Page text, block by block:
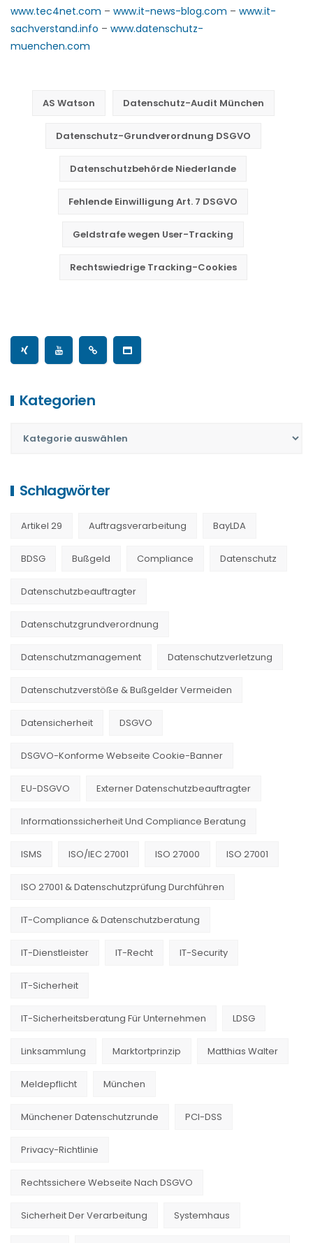
www.tec4net.com – www.it-news-blog.com – www.it-
sachverstand.info – www.datenschutz-
muenchen.com
AS Watson Datenschutz-Audit München
Datenschutz-Grundverordnung DSGVO
Datenschutzbehörde Niederlande
Fehlende Einwilligung Art. 7 DSGVO
Geldstrafe wegen User-Tracking
Rechtswiedrige Tracking-Cookies
Kategorien
Schlagwörter
Artikel 29 Auftragsverarbeitung BayLDA
BDSG Bußgeld Compliance Datenschutz
Datenschutzbeauftragter
Datenschutzgrundverordnung
Datenschutzmanagement Datenschutzverletzung
Datenschutzverstöße & Bußgelder Vermeiden
Datensicherheit DSGVO
DSGVO-Konforme Webseite Cookie-Banner
EU-DSGVO Externer Datenschutzbeauftragter
Informationssicherheit Und Compliance Beratung
ISMS ISO/IEC 27001 ISO 27000 ISO 27001
ISO 27001 & Datenschutzprüfung Durchführen
IT-Compliance & Datenschutzberatung
IT-Dienstleister IT-Recht IT-Security
IT-Sicherheit
IT-Sicherheitsberatung Für Unternehmen LDSG
Linksammlung Marktortprinzip Matthias Walter
Meldepflicht München
Münchener Datenschutzrunde PCI-DSS
Privacy-Richtlinie
Rechtssichere Webseite Nach DSGVO
Sicherheit Der Verarbeitung Systemhaus